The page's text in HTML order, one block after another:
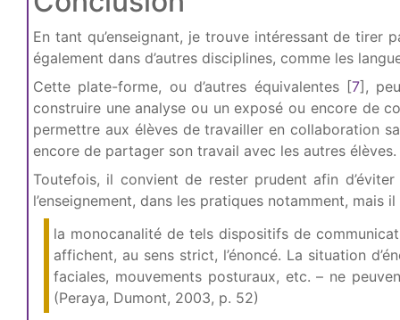
En tant qu’enseignant, je trouve intéressant de tirer
également dans d’autres disciplines, comme les
Cette plate-forme, ou d’autres équivalentes[7] ,
construire une analyse ou un exposé ou encore de
permettre aux élèves de travailler en collaboration
encore de partager son travail avec les autres élèves.
Toutefois, il convient de rester prudent afin
l’enseignement, dans les pratiques notamment,
la monocanalité de tels dispositifs de
affichent, au sens strict, l’énoncé. La situation
faciales, mouvements posturaux, etc. – ne
(Peraya, Dumont, 2003, p. 52)